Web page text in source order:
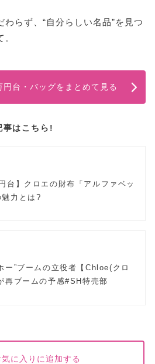
らず、“自分らしい名品”を見つ
台・バッグをまとめて見る
事はこちら!
台】クロエの財布「アルファベッ
魅力とは?
ー”ブームの立役者【Chloe(クロ
再ブームの予感#SH特売部
気に入りに追加する